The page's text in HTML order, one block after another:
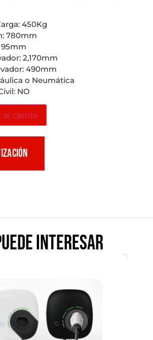
450Kg
780mm
2,170mm
490mm
o Neumática
NO
al carrito
interesar